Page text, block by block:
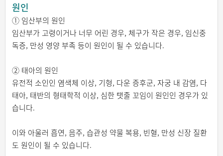
원인
① 임산부의 원인
임산부가 고령이거나 너무 어린 경우, 체구가 작은 경우, 임신중
독증, 만성 영양 부족 등이 원인이 될 수 있습니다.
② 태아의 원인
유전적 소인인 염색체 이상, 기형, 다운 증후군, 자궁 내 감염, 다
태아, 태반의 형태학적 이상, 심한 탯줄 꼬임이 원인인 경우가 있
습니다.
이와 아울러 흡연, 음주, 습관성 약물 복용, 빈혈, 만성 신장 질환
도 원인이 될 수 있습니다.